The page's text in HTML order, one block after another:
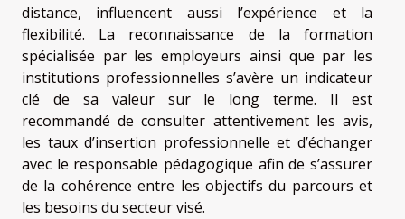
distance, influencent aussi l’expérience et la
flexibilité. La reconnaissance de la formation
spécialisée par les employeurs ainsi que par les
institutions professionnelles s’avère un indicateur
clé de sa valeur sur le long terme. Il est
recommandé de consulter attentivement les avis,
les taux d’insertion professionnelle et d’échanger
avec le responsable pédagogique afin de s’assurer
de la cohérence entre les objectifs du parcours et
les besoins du secteur visé.